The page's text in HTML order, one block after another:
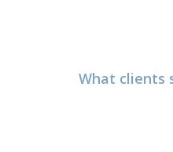
What clients